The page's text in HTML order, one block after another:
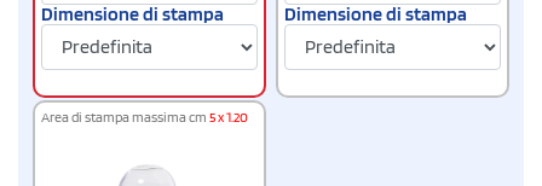
Dimensione di stampa Dimensione di stampa
Area di stampa massima cm 5 x 1.20